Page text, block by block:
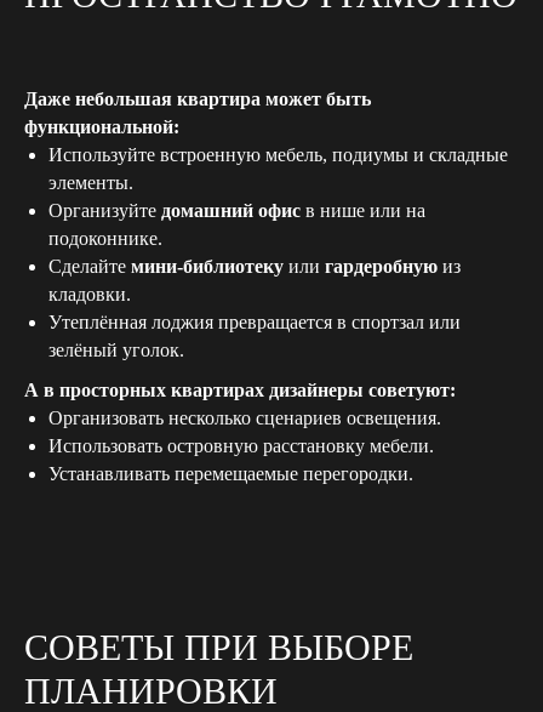
Даже небольшая квартира может быть
функциональной:
Используйте встроенную мебель, подиумы и складные
элементы.
Организуйте домашний офис в нише или на
подоконнике.
Сделайте мини-библиотеку или гардеробную из
кладовки.
Утеплённая лоджия превращается в спортзал или
зелёный уголок.
А в просторных квартирах дизайнеры советуют:
Организовать несколько сценариев освещения.
Использовать островную расстановку мебели.
Устанавливать перемещаемые перегородки.
СОВЕТЫ ПРИ ВЫБОРЕ
ПЛАНИРОВКИ
Оставьте свои контакты, и мы обязательно
свяжемся с вами в течение часа!
30‑МИНУТНАЯ ВСТРЕЧА
С ДИЗАЙНЕРОМ
данных